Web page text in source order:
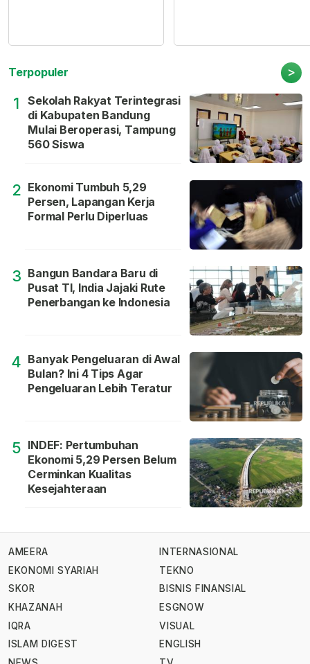
Terpopuler >
1
Sekolah Rakyat Terintegrasi
di Kabupaten Bandung
Mulai Beroperasi, Tampung
560 Siswa
2 Ekonomi Tumbuh 5,29
Persen, Lapangan Kerja
Formal Perlu Diperluas
3 Bangun Bandara Baru di
Pusat TI, India Jajaki Rute
Penerbangan ke Indonesia
4 Banyak Pengeluaran di Awal
Bulan? Ini 4 Tips Agar
Pengeluaran Lebih Teratur
5 INDEF: Pertumbuhan
Ekonomi 5,29 Persen Belum
Cerminkan Kualitas
Kesejahteraan
AMEERA
EKONOMI SYARIAH
SKOR
KHAZANAH
IQRA
ISLAM DIGEST
INTERNASIONAL
TEKNO
BISNIS FINANSIAL
ESGNOW
VISUAL
ENGLISH